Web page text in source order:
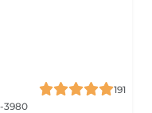
191
3980